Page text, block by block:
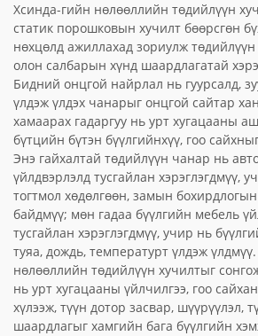
Хсинда-гийн нөлөөллийн төдийлүүн
статик порошковын хучилт бөөрсгөн
нөхцөлд ажиллахад зориулж
олон салбарын хүнд шаардлагатай
Бидний онцгой найрлал нь гуурсалд,
үлдэж үлдэх чанарыг онцгой сайтар
хамаарах гадаргуу нь урт хугацааны
бүтцийн бүтэн бүүлгийнхүү, гоо
Энэ гайхалтай төдийлүүн чанар нь
үйлдвэрлэлд тусгайлан хэрэглэгдмүү,
тогтмол хөдөлгөөн, замын
байдмүү; мөн гадаа бүүлгийн мебель
тусгайлан хэрэглэгдмүү, учир нь
туяа, дождь, температурт үлдэж
нөлөөллийн төдийлүүн хучилтыг
нь урт хугацааны үйлчилгээ, гоо
хүлээж, түүн дотор засвар, шүүрүүлэл,
шаардлагыг хамгийн бага бүүлгийн